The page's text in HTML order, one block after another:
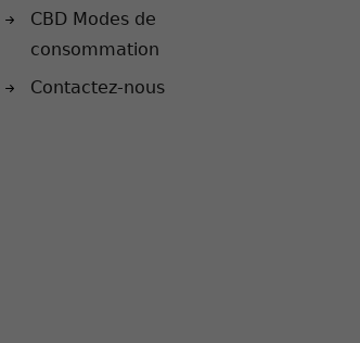
CBD Modes de
consommation
Contactez-nous